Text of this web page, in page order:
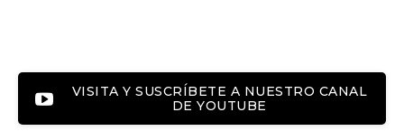
VISITA Y SUSCRÍBETE A NUESTRO CANAL
DE YOUTUBE